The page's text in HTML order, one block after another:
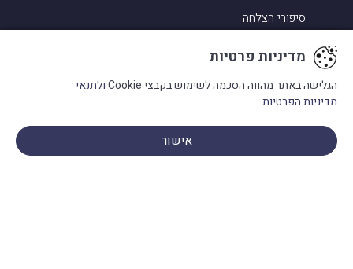
סיפורי הצלחה
מילון מונחים
בתקשורת
פנו אלינו
מדיניות פרטיות
הגלישה באתר מהווה הסכמה לשימוש בקבצי Cookie
ולתנאי
מדיניות הפרטיות.
אישור